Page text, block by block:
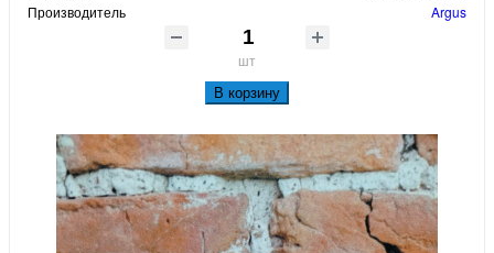
Производитель
Argus
шт
В корзину